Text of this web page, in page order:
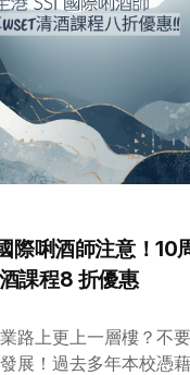
際唎酒師注意！10
課程8 折優惠
路上更上一層樓？不
展！過去多年本校憑